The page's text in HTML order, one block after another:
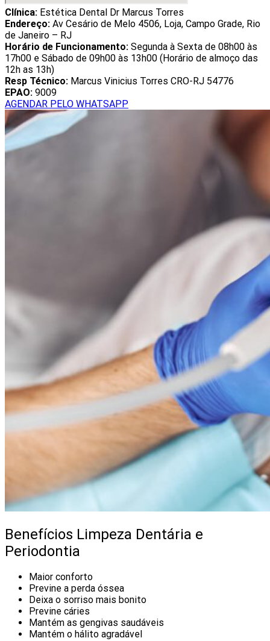
Clínica: Estética Dental Dr Marcus Torres
Endereço: Av Cesário de Melo 4506, Loja, Campo Grade, Rio
de Janeiro – RJ
Horário de Funcionamento: Segunda à Sexta de 08h00 às
17h00 e Sábado de 09h00 às 13h00 (Horário de almoço das
12h as 13h)
Resp Técnico: Marcus Vinicius Torres CRO-RJ 54776
EPAO: 9009
AGENDAR PELO WHATSAPP
Benefícios Limpeza Dentária e
Periodontia
Maior conforto
Previne a perda óssea
Deixa o sorriso mais bonito
Previne cáries
Mantém as gengivas saudáveis
Mantém o hálito agradável